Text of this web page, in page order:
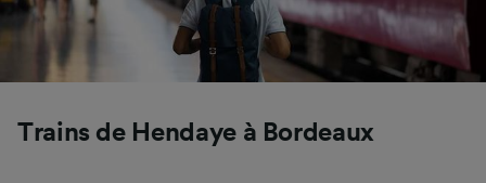
Trains de Hendaye à Bordeaux